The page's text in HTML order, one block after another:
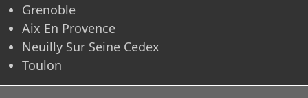
Grenoble
Aix En Provence
Neuilly Sur Seine Cedex
Toulon